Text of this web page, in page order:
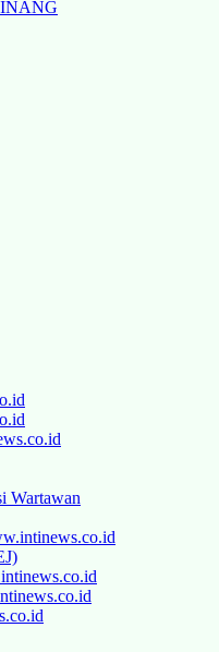
Wartawan